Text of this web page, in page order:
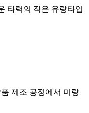
타력의 작은 유량타입
제조 공정에서 미량